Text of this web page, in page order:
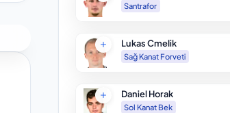
Santrafor
Lukas Cmelik
Sağ Kanat Forveti
Daniel Horak
Sol Kanat Bek